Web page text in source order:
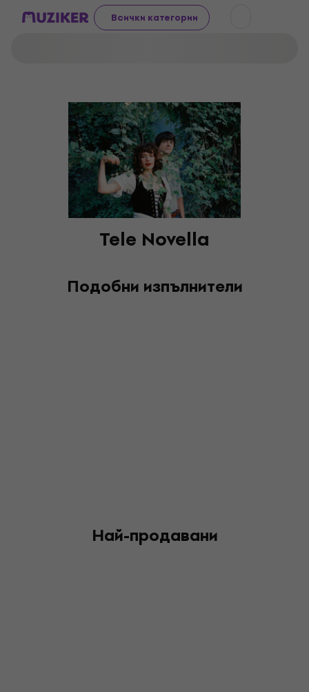
Всички категории
Tele Novella
Подобни изпълнители
Най-продавани